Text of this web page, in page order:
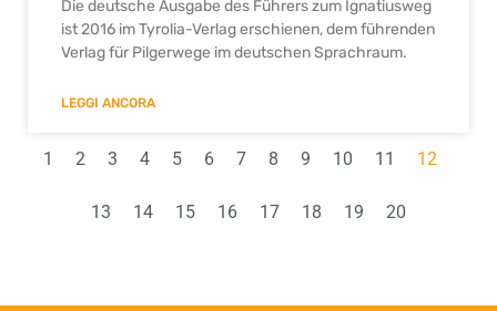
Die deutsche Ausgabe des Führers zum Ignatiusweg
ist 2016 im Tyrolia-Verlag erschienen, dem führenden
Verlag für Pilgerwege im deutschen Sprachraum.
LEGGI ANCORA
1 2 3 4 5 6 7 8 9 10 11 12
13 14 15 16 17 18 19 20